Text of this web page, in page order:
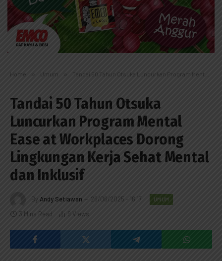
Home » Umum » Tandai 50 Tahun Otsuka Luncurkan Program Mental Ease at Workplaces Dorong Lingkungan Kerja Sehat Mental dan Inklusif
Tandai 50 Tahun Otsuka
Luncurkan Program Mental
Ease at Workplaces Dorong
Lingkungan Kerja Sehat Mental
dan Inklusif
ByAndy Setiawan 26/06/2025 - 16:17 UMUM
3 Mins Read 9 Views